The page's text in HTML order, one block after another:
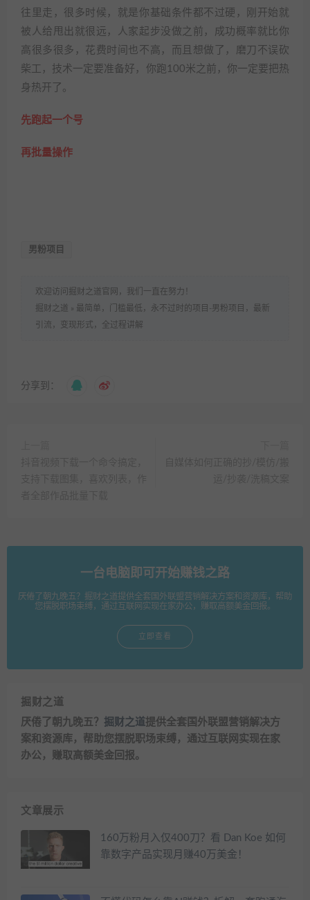
往里走，很多时候，就是你基础条件都不过硬，刚开始就
被人给甩出就很远，人家起步没做之前，成功概率就比你
高很多很多，花费时间也不高，而且想做了，磨刀不误砍
柴工，技术一定要准备好，你跑100米之前，你一定要把热
身热开了。
先跑起一个号
再批量操作
男粉项目
欢迎访问掘财之道官网，我们一直在努力！
掘财之道 » 最简单，门槛最低，永不过时的项目-男粉项目，最新
引流，变现形式，全过程讲解
分享到：
一台电脑即可开始赚钱之路
厌倦了朝九晚五？掘财之道提供全套国外联盟营销解决方案和资源库，帮助
您摆脱职场束缚，通过互联网实现在家办公，赚取高额美金回报。
立即查看
掘财之道
厌倦了朝九晚五？ 掘财之道提供全套国外联盟营销解决方
案和资源库，帮助您摆脱职场束缚，通过互联网实现在家
办公，赚取高额美金回报。
文章展示
160万粉月入仅400刀？看 Dan Koe 如何
靠数字产品实现月赚40万美金！